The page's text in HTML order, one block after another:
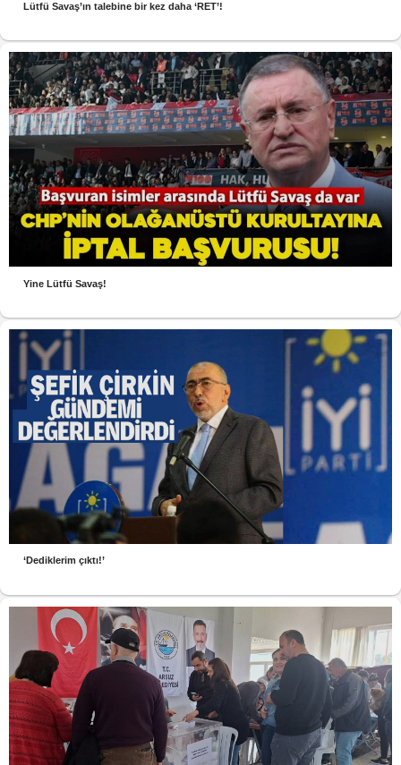
Lütfü Savaş’ın talebine bir kez daha ‘RET’!
Yine Lütfü Savaş!
‘Dediklerim çıktı!’